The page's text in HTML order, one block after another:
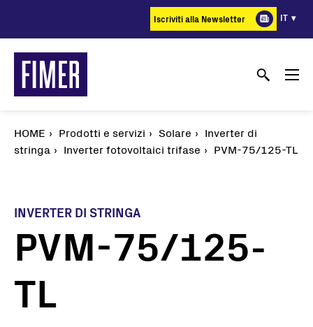
principale
Iscriviti alla Newsletter IT
HOME Prodotti e servizi Solare
Inverter di
stringa
Inverter fotovoltaici trifase PVM-75/125-TL
INVERTER DI STRINGA
PVM-75/125-
TL